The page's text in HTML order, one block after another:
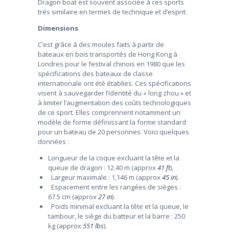
Dragon boat est souvent associée à ces sports
très similaire en termes de technique et d’esprit.
Dimensions
C’est grâce à des moules faits à partir de
bateaux en bois transportés de Hong Kong à
Londres pour le festival chinois en 1980 que les
spécifications des bateaux de classe
internationale ont été établies. Ces spécifications
visent à sauvegarder l’identité du « long zhou » et
à limiter l’augmentation des coûts technologiques
de ce sport. Elles comprennent notamment un
modèle de forme définissant la forme standard
pour un bateau de 20 personnes. Voici quelques
données :
Longueur de la coque excluant la tête et la
queue de dragon : 12.40 m (approx41 ft).
Largeur maximale : 1,146 m (approx45 in).
Espacement entre les rangées de sièges :
67.5 cm (approx27 in).
Poids minimal excluant la tête et la queue, le
tambour, le siège du batteur et la barre : 250
kg (approx551 lbs).